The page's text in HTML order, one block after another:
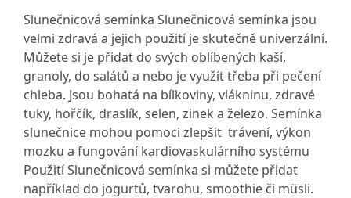
Slunečnicová semínka Slunečnicová semínka jsou
velmi zdravá a jejich použití je skutečně univerzální.
Můžete si je přidat do svých oblíbených kaší,
granoly, do salátů a nebo je využít třeba při pečení
chleba. Jsou bohatá na bílkoviny, vlákninu, zdravé
tuky, hořčík, draslík, selen, zinek a železo. Semínka
slunečnice mohou pomoci zlepšit trávení, výkon
mozku a fungování kardiovaskulárního systému
Použití Slunečnicová semínka si můžete přidat
například do jogurtů, tvarohu, smoothie či müsli.